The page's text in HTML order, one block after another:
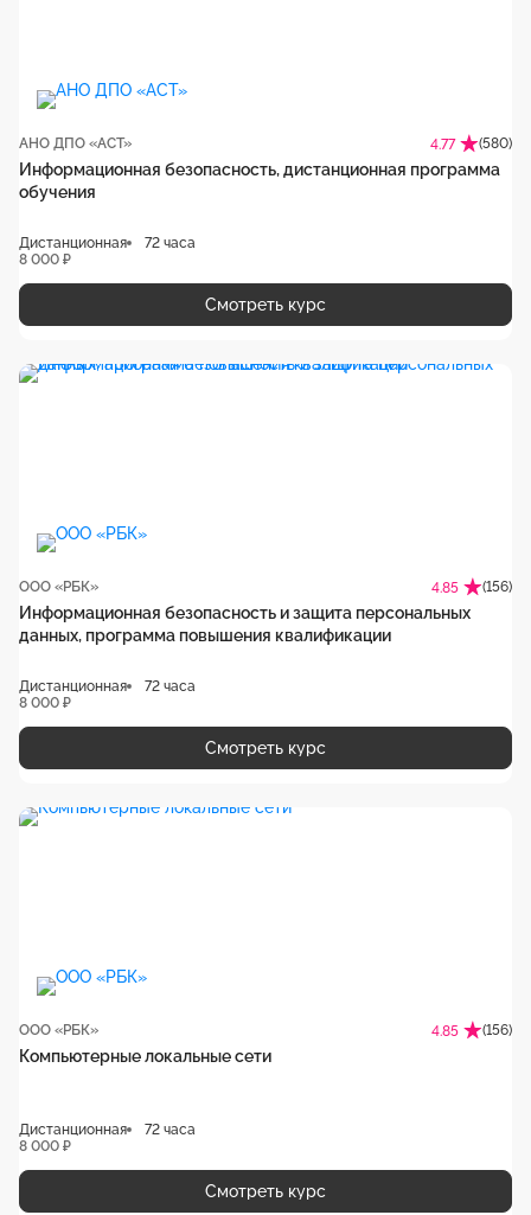
АНО ДПО «АСТ» 4.77 (580)
Информационная безопасность, дистанционная программа
обучения
Дистанционная
72 часа
8 000 ₽
Смотреть курс
ООО «РБК» 4.85 (156)
Информационная безопасность и защита персональных
данных, программа повышения квалификации
Дистанционная
72 часа
8 000 ₽
Смотреть курс
ООО «РБК» 4.85 (156)
Компьютерные локальные сети
Дистанционная
72 часа
8 000 ₽
Смотреть курс